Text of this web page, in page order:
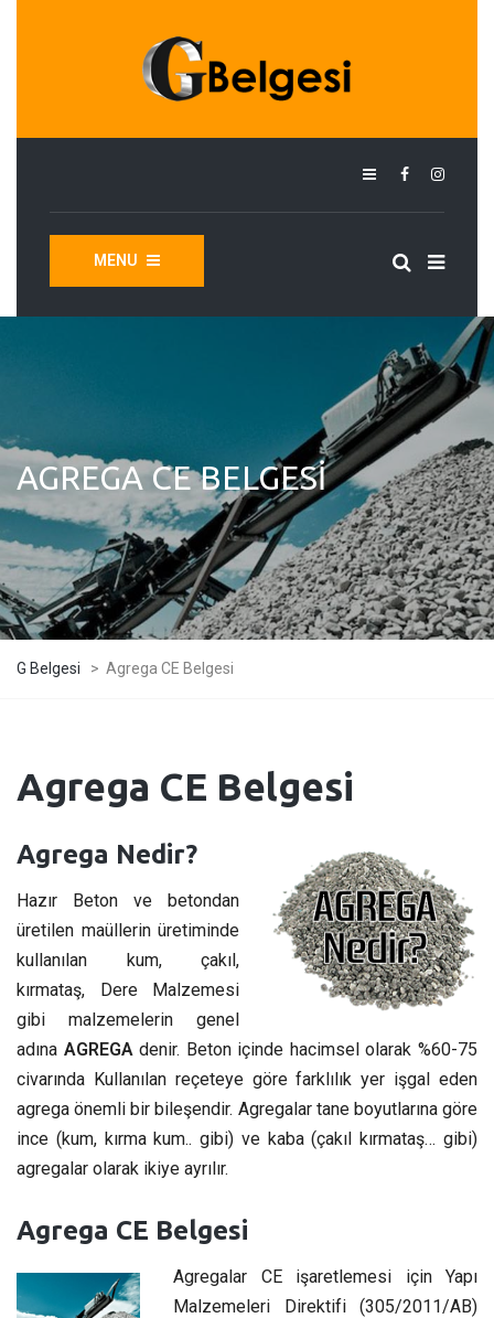
MENU
AGREGA CE BELGESI
G Belgesi > Agrega CE Belgesi
Agrega CE Belgesi
Agrega Nedir?
Hazır Beton ve betondan
üretilen maüllerin üretiminde
kullanılan kum, çakıl,
kırmataş, Dere Malzemesi
gibi malzemelerin genel
adına AGREGA denir. Beton içinde hacimsel olarak %60-75
civarında Kullanılan reçeteye göre farklılık yer işgal eden
agrega önemli bir bileşendir. Agregalar tane boyutlarına göre
ince (kum, kırma kum.. gibi) ve kaba (çakıl kırmataş… gibi)
agregalar olarak ikiye ayrılır.
Agrega CE Belgesi
Agregalar CE işaretlemesi için Yapı
Malzemeleri Direktifi (305/2011/AB)